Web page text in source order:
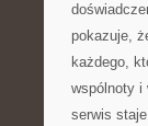
pokazuje,
każdego,
wspólnoty i
serwis